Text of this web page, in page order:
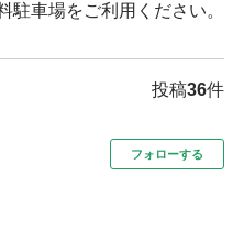
投稿36件
フォローする